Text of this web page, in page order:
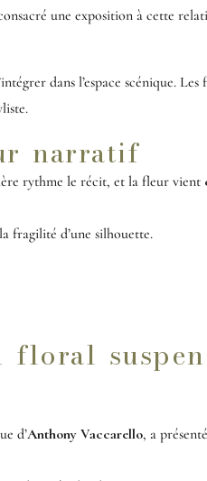
une exposition à cette
dans l’espace scénique.
narratif
rythme le récit, et la fleur vient
fragilité d’une silhouette.
d’Anthony Vaccarello, a